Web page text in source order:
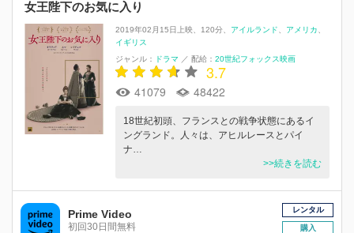
女王陛下のお気に入り
2019年02月15日上映 120分 アイルランド
アメリカ
イギリス
ジャンル：
ドラマ ／ 配給： 20世紀フォックス映画
3.7
41079 48422
18世紀初頭、フランスとの戦争状態にあるイ
ングランド。人々は、アヒルレースとパイ
ナ…
>>続きを読む
Prime Video
初回30日間無料
レンタル
購入